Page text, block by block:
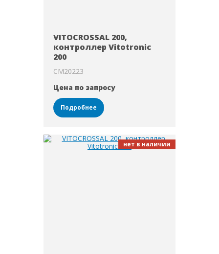
VITOCROSSAL 200,
контроллер Vitotronic
200
CM20223
Цена по запросу
Подробнее
нет в наличии